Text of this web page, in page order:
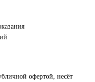
офертой, несёт